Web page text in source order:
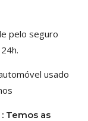
pelo seguro
usado
Temos as